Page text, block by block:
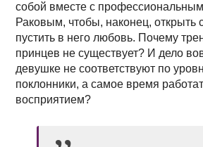
собой вместе с
Раковым, чтобы, наконец, открыть
пустить в него любовь. Почему
принцев не существует? И дело
девушке не соответствуют по
поклонники, а самое время
восприятием?